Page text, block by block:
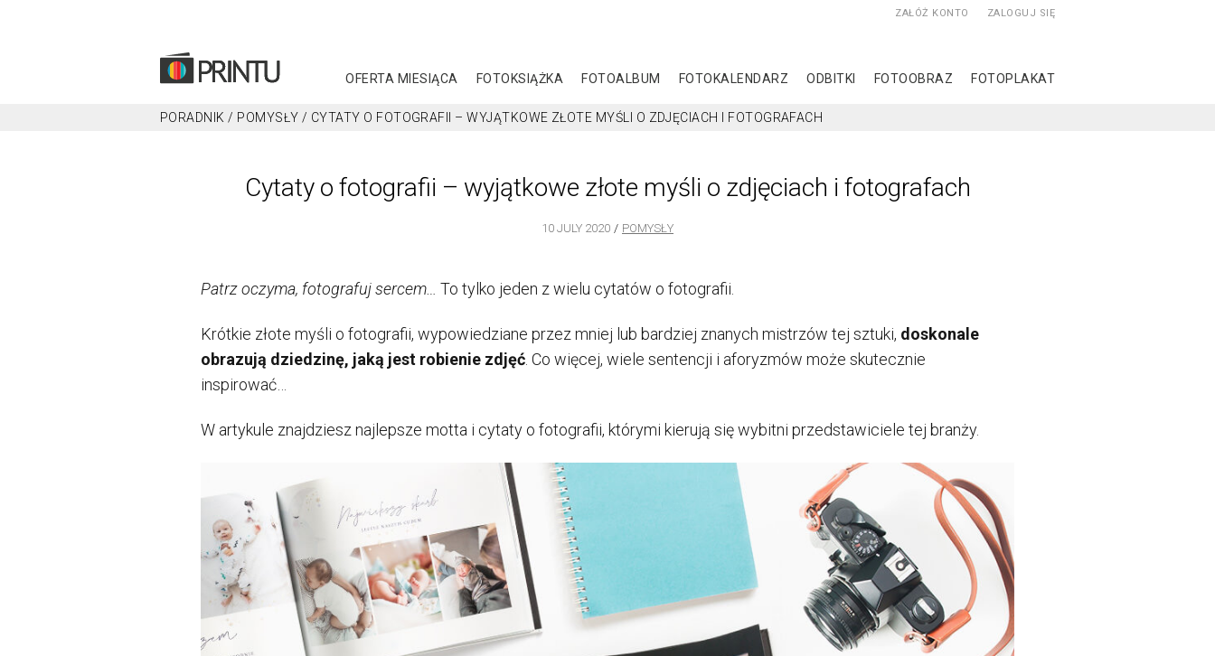
OFERTA MIESIĄCA FOTOKSIĄŻKA FOTOALBUM FOTOKALENDARZ ODBITKI FOTOOBRAZ FOTOPLAKAT
ZAŁÓŻ KONTO ZALOGUJ SIĘ
PORADNIK / POMYSŁY / CYTATY O FOTOGRAFII – WYJĄTKOWE ZŁOTE MYŚLI O ZDJĘCIACH I FOTOGRAFACH
Cytaty o fotografii – wyjątkowe złote myśli o zdjęciach i fotografach
10 JULY 2020 POMYSŁY
Patrz oczyma, fotografuj sercem… To tylko jeden z wielu cytatów o fotografii.
Krótkie złote myśli o fotografii, wypowiedziane przez mniej lub bardziej znanych mistrzów tej sztuki, doskonale
obrazują dziedzinę, jaką jest robienie zdjęć . Co więcej, wiele sentencji i aforyzmów może skutecznie
inspirować…
W artykule znajdziesz najlepsze motta i cytaty o fotografii, którymi kierują się wybitni przedstawiciele tej branży.